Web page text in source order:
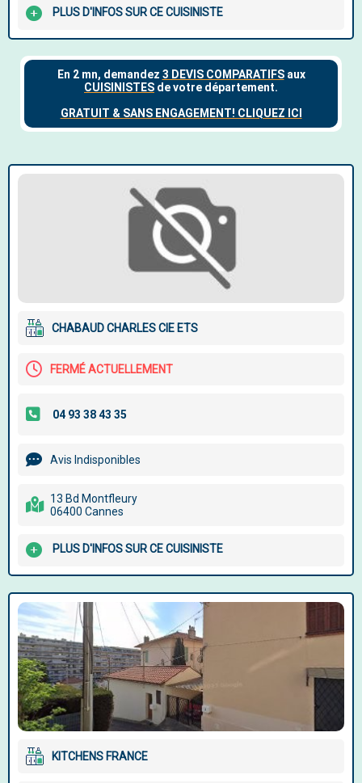
PLUS D'INFOS SUR CE CUISINISTE
CHABAUD CHARLES CIE ETS
FERMÉ ACTUELLEMENT
Avis Indisponibles
13 Bd Montfleury
06400 Cannes
PLUS D'INFOS SUR CE CUISINISTE
KITCHENS FRANCE